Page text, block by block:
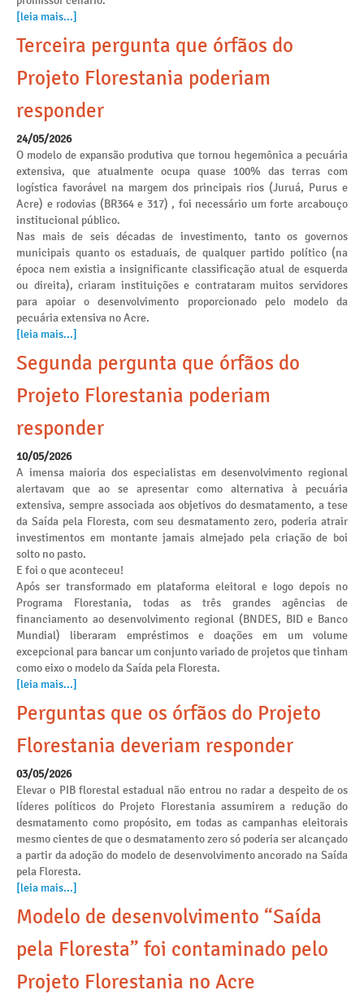
[leia mais...]
Terceira pergunta que órfãos do
Projeto Florestania poderiam
responder
24/05/2026
O modelo de expansão produtiva que tornou hegemônica a pecuária
extensiva, que atualmente ocupa quase 100% das terras com
logística favorável na margem dos principais rios (Juruá, Purus e
Acre) e rodovias (BR364 e 317) , foi necessário um forte arcabouço
institucional público.
Nas mais de seis décadas de investimento, tanto os governos
municipais quanto os estaduais, de qualquer partido político (na
época nem existia a insignificante classificação atual de esquerda
ou direita), criaram instituições e contrataram muitos servidores
para apoiar o desenvolvimento proporcionado pelo modelo da
pecuária extensiva no Acre.
[leia mais...]
Segunda pergunta que órfãos do
Projeto Florestania poderiam
responder
10/05/2026
A imensa maioria dos especialistas em desenvolvimento regional
alertavam que ao se apresentar como alternativa à pecuária
extensiva, sempre associada aos objetivos do desmatamento, a tese
da Saída pela Floresta, com seu desmatamento zero, poderia atrair
investimentos em montante jamais almejado pela criação de boi
solto no pasto.
E foi o que aconteceu!
Após ser transformado em plataforma eleitoral e logo depois no
Programa Florestania, todas as três grandes agências de
financiamento ao desenvolvimento regional (BNDES, BID e Banco
Mundial) liberaram empréstimos e doações em um volume
excepcional para bancar um conjunto variado de projetos que tinham
como eixo o modelo da Saída pela Floresta.
[leia mais...]
Perguntas que os órfãos do Projeto
Florestania deveriam responder
03/05/2026
Elevar o PIB florestal estadual não entrou no radar a despeito de os
líderes políticos do Projeto Florestania assumirem a redução do
desmatamento como propósito, em todas as campanhas eleitorais
mesmo cientes de que o desmatamento zero só poderia ser alcançado
a partir da adoção do modelo de desenvolvimento ancorado na Saída
pela Floresta.
[leia mais...]
Modelo de desenvolvimento “Saída
pela Floresta” foi contaminado pelo
Projeto Florestania no Acre